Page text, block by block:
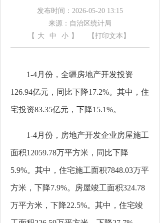
发布时间：2026-05-20 13:15
来源：自治区统计局
【 大 中 小 】 【打印文本】
1-4月 份 ，全疆房地产开发投资
126.94亿元，同比下降17.2%。其中，住
宅投资83.35亿元，下降15.1%。
1-4月 份 ，房地产开发企业房屋施工
面积12059.78万平方米，同比下降
5.9%。其中，住宅施工面积7848.03万平
方米，下降7.9%。房屋竣工面积324.78
万平方米，下降22.5%。其中，住宅竣